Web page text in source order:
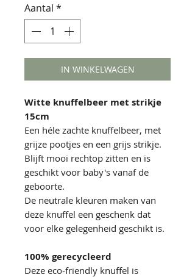
Aantal *
IN WINKELWAGEN
Witte knuffelbeer met strikje
15cm
Een héle zachte knuffelbeer, met
grijze pootjes en een grijs strikje.
Blijft mooi rechtop zitten en is
geschikt voor baby's vanaf de
geboorte.
De neutrale kleuren maken van
deze knuffel een geschenk dat
voor elke gelegenheid geschikt is.
100% gerecycleerd
Deze eco-friendly knuffel is